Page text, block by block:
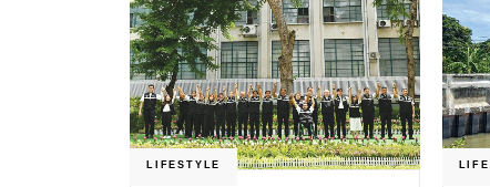
LIFESTYLE